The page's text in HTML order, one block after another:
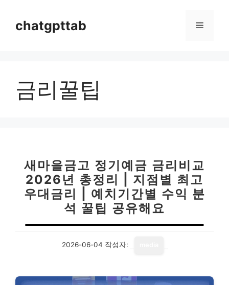
chatgpttab 메
금리꿀팁
새마을금고 정기예금 금리비교
2026년 총정리 | 지점별 최고
우대금리 | 예치기간별 수익 분
석 꿀팁 공유해요
2026-06-04 작성자: